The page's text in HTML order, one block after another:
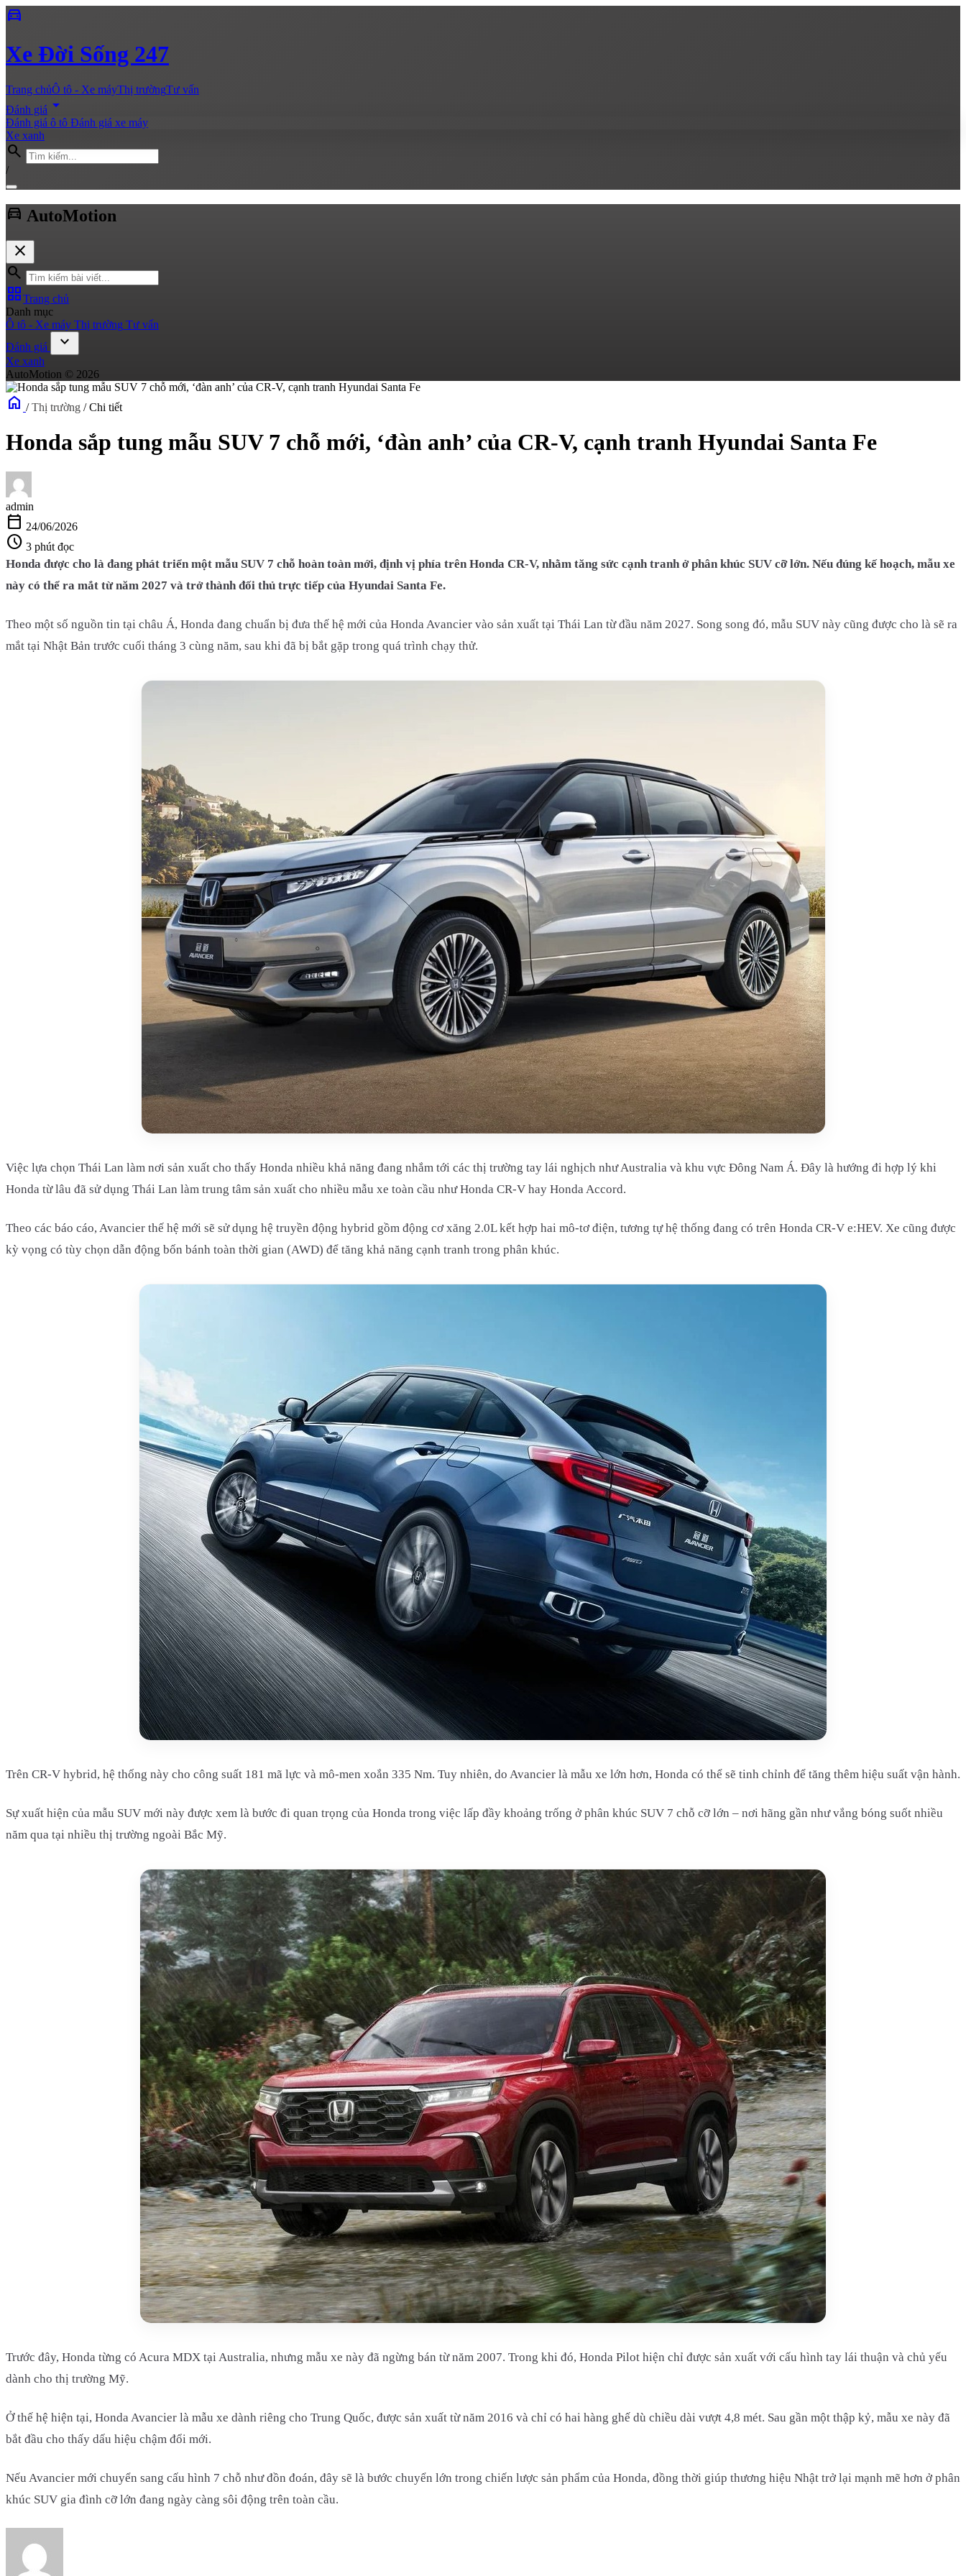
directions_car
Xe Đời Sống 247
Trang chủÔ tô - Xe máyThị trườngTư vấn
Đánh giá arrow_drop_down
Đánh giá ô tô Đánh giá xe máy
Xe xanh
search
/
directions_car AutoMotion
close
search
grid_viewTrang chủ
Danh mục
Ô tô - Xe máy Thị trường Tư vấn
Đánh giá
expand_more
Xe xanh
AutoMotion © 2026
home / Thị trường / Chi tiết
Honda sắp tung mẫu SUV 7 chỗ mới, ‘đàn anh’ của CR-V, cạnh tranh Hyundai Santa Fe
admin
calendar_today 24/06/2026
schedule 3 phút đọc
Honda được cho là đang phát triển một mẫu SUV 7 chỗ hoàn toàn mới, định vị phía trên Honda CR-V, nhằm tăng sức cạnh tranh ở phân khúc SUV cỡ lớn. Nếu đúng kế hoạch, mẫu xe
này có thể ra mắt từ năm 2027 và trở thành đối thủ trực tiếp của Hyundai Santa Fe.
Theo một số nguồn tin tại châu Á, Honda đang chuẩn bị đưa thế hệ mới của Honda Avancier vào sản xuất tại Thái Lan từ đầu năm 2027. Song song đó, mẫu SUV này cũng được cho là sẽ ra
mắt tại Nhật Bản trước cuối tháng 3 cùng năm, sau khi đã bị bắt gặp trong quá trình chạy thử.
Việc lựa chọn Thái Lan làm nơi sản xuất cho thấy Honda nhiều khả năng đang nhắm tới các thị trường tay lái nghịch như Australia và khu vực Đông Nam Á. Đây là hướng đi hợp lý khi
Honda từ lâu đã sử dụng Thái Lan làm trung tâm sản xuất cho nhiều mẫu xe toàn cầu như Honda CR-V hay Honda Accord.
Theo các báo cáo, Avancier thế hệ mới sẽ sử dụng hệ truyền động hybrid gồm động cơ xăng 2.0L kết hợp hai mô-tơ điện, tương tự hệ thống đang có trên Honda CR-V e:HEV. Xe cũng được
kỳ vọng có tùy chọn dẫn động bốn bánh toàn thời gian (AWD) để tăng khả năng cạnh tranh trong phân khúc.
Trên CR-V hybrid, hệ thống này cho công suất 181 mã lực và mô-men xoắn 335 Nm. Tuy nhiên, do Avancier là mẫu xe lớn hơn, Honda có thể sẽ tinh chỉnh để tăng thêm hiệu suất vận hành.
Sự xuất hiện của mẫu SUV mới này được xem là bước đi quan trọng của Honda trong việc lấp đầy khoảng trống ở phân khúc SUV 7 chỗ cỡ lớn – nơi hãng gần như vắng bóng suốt nhiều
năm qua tại nhiều thị trường ngoài Bắc Mỹ.
Trước đây, Honda từng có Acura MDX tại Australia, nhưng mẫu xe này đã ngừng bán từ năm 2007. Trong khi đó, Honda Pilot hiện chỉ được sản xuất với cấu hình tay lái thuận và chủ yếu
dành cho thị trường Mỹ.
Ở thế hệ hiện tại, Honda Avancier là mẫu xe dành riêng cho Trung Quốc, được sản xuất từ năm 2016 và chỉ có hai hàng ghế dù chiều dài vượt 4,8 mét. Sau gần một thập kỷ, mẫu xe này đã
bắt đầu cho thấy dấu hiệu chậm đổi mới.
Nếu Avancier mới chuyển sang cấu hình 7 chỗ như đồn đoán, đây sẽ là bước chuyển lớn trong chiến lược sản phẩm của Honda, đồng thời giúp thương hiệu Nhật trở lại mạnh mẽ hơn ở phân
khúc SUV gia đình cỡ lớn đang ngày càng sôi động trên toàn cầu.